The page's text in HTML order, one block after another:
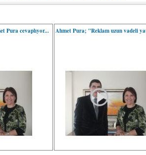
Pura cevaplıyor... Ahmet Pura; "Reklam uzun vadeli